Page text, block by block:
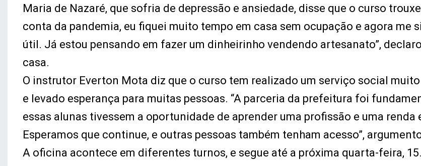
Maria de Nazaré, que sofria de depressão e ansiedade, disse que o curso
conta da pandemia, eu fiquei muito tempo em casa sem ocupação e agora me
útil. Já estou pensando em fazer um dinheirinho vendendo artesanato”,
casa.
O instrutor Everton Mota diz que o curso tem realizado um serviço social
e levado esperança para muitas pessoas. “A parceria da prefeitura foi
essas alunas tivessem a oportunidade de aprender uma profissão e uma renda
Esperamos que continue, e outras pessoas também tenham acesso”,
A oficina acontece em diferentes turnos, e segue até a próxima quarta-feira, 15.